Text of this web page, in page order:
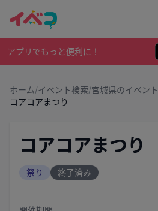
アプリでもっと便利に！
ホーム/イベント検索/宮城県のイベント
コアコアまつり
コアコアまつり
祭り 終了済み